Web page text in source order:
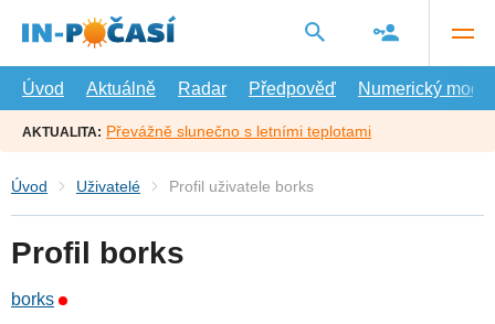
hlavní
Úvod
Aktuálně Radar Předpověď Numerický model
AKTUALITA: Převážně slunečno s letními teplotami
Úvod Uživatelé Profil uživatele borks
Profil borks
borks